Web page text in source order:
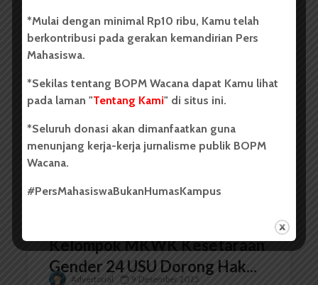
Kelompok MKWK Pendidikan
Berkualitas 8 USU Tanamkan...
Advertorial
WARTAWACANA
Kelompok MKWK Kesetaraan
Gender 24 USU Dorong Hak...
Advertorial
9 Desember 2025
*Mulai dengan minimal Rp10 ribu, Kamu telah
berkontribusi pada gerakan kemandirian Pers
Mahasiswa.
*Sekilas tentang BOPM Wacana dapat Kamu lihat
pada laman "Tentang Kami" di situs ini.
*Seluruh donasi akan dimanfaatkan guna
menunjang kerja-kerja jurnalisme publik BOPM
Wacana.
#PersMahasiswaBukanHumasKampus